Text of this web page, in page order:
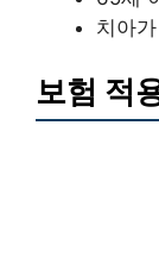
치아
보험 적